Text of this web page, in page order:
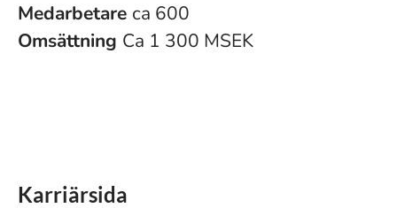
Medarbetare ca 600
Omsättning Ca 1 300 MSEK
Karriärsida